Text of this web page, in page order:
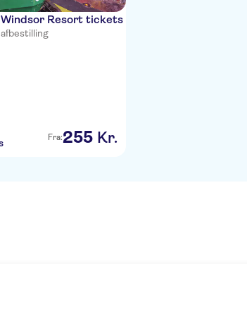
Windsor Resort tickets
Fra:255 Kr.